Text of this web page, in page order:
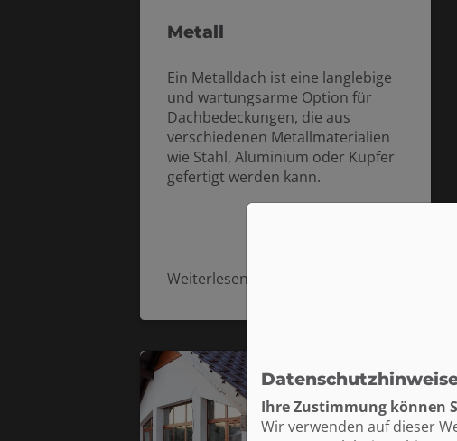
Metall
Ein Metalldach ist eine langlebige
und wartungsarme Option für
Dachbedeckungen, die aus
verschiedenen Metallmaterialien
wie Stahl, Aluminium oder Kupfer
gefertigt werden kann.
Weiterlesen
Ihre Zustimmung können
Wir verwenden auf dieser